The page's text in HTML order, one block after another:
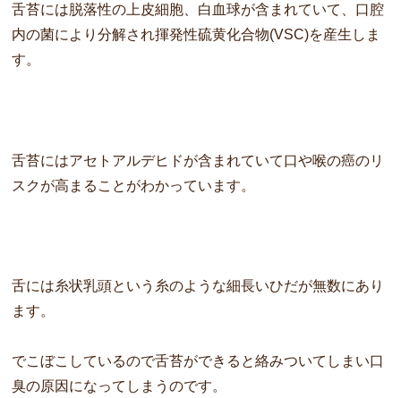
舌苔には脱落性の上皮細胞、白血球が含まれていて、 口腔
内の菌により分解され揮発性硫黄化合物(VSC)を産生しま
す。
舌苔にはアセトアルデヒドが含まれていて口や喉の癌のリ
ス クが高まることがわかっています。
舌には糸状乳頭という糸のような細長いひだが無数にあり
ます。
でこぼこしているので舌苔ができると絡みついてしまい口
臭の原因になってしまうのです。